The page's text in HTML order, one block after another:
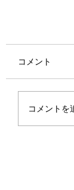
京都・
コメント
コメントを